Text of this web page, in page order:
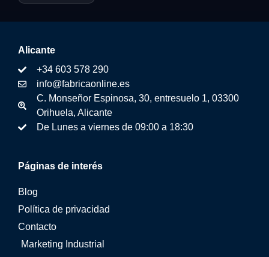
Páginas de interés
Blog
Política de privacidad
Contacto
Marketing Industrial
Alicante
+34 603 578 290
info@fabricaonline.es
C. Monseñor Espinosa, 30, entresuelo 1, 03300
Orihuela, Alicante
De Lunes a viernes de 09:00 a 18:30